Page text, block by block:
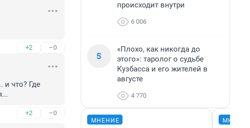
+2 –0
и что? Где
+2 –0
происходит внутри
6 006
5
«Плохо, как никогда до
этого»: таролог о судьбе
Кузбасса и его жителей в
августе
4 770
МНЕНИЕ